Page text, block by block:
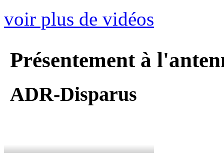
voir plus de vidéos
Présentement à
ADR-Disparus